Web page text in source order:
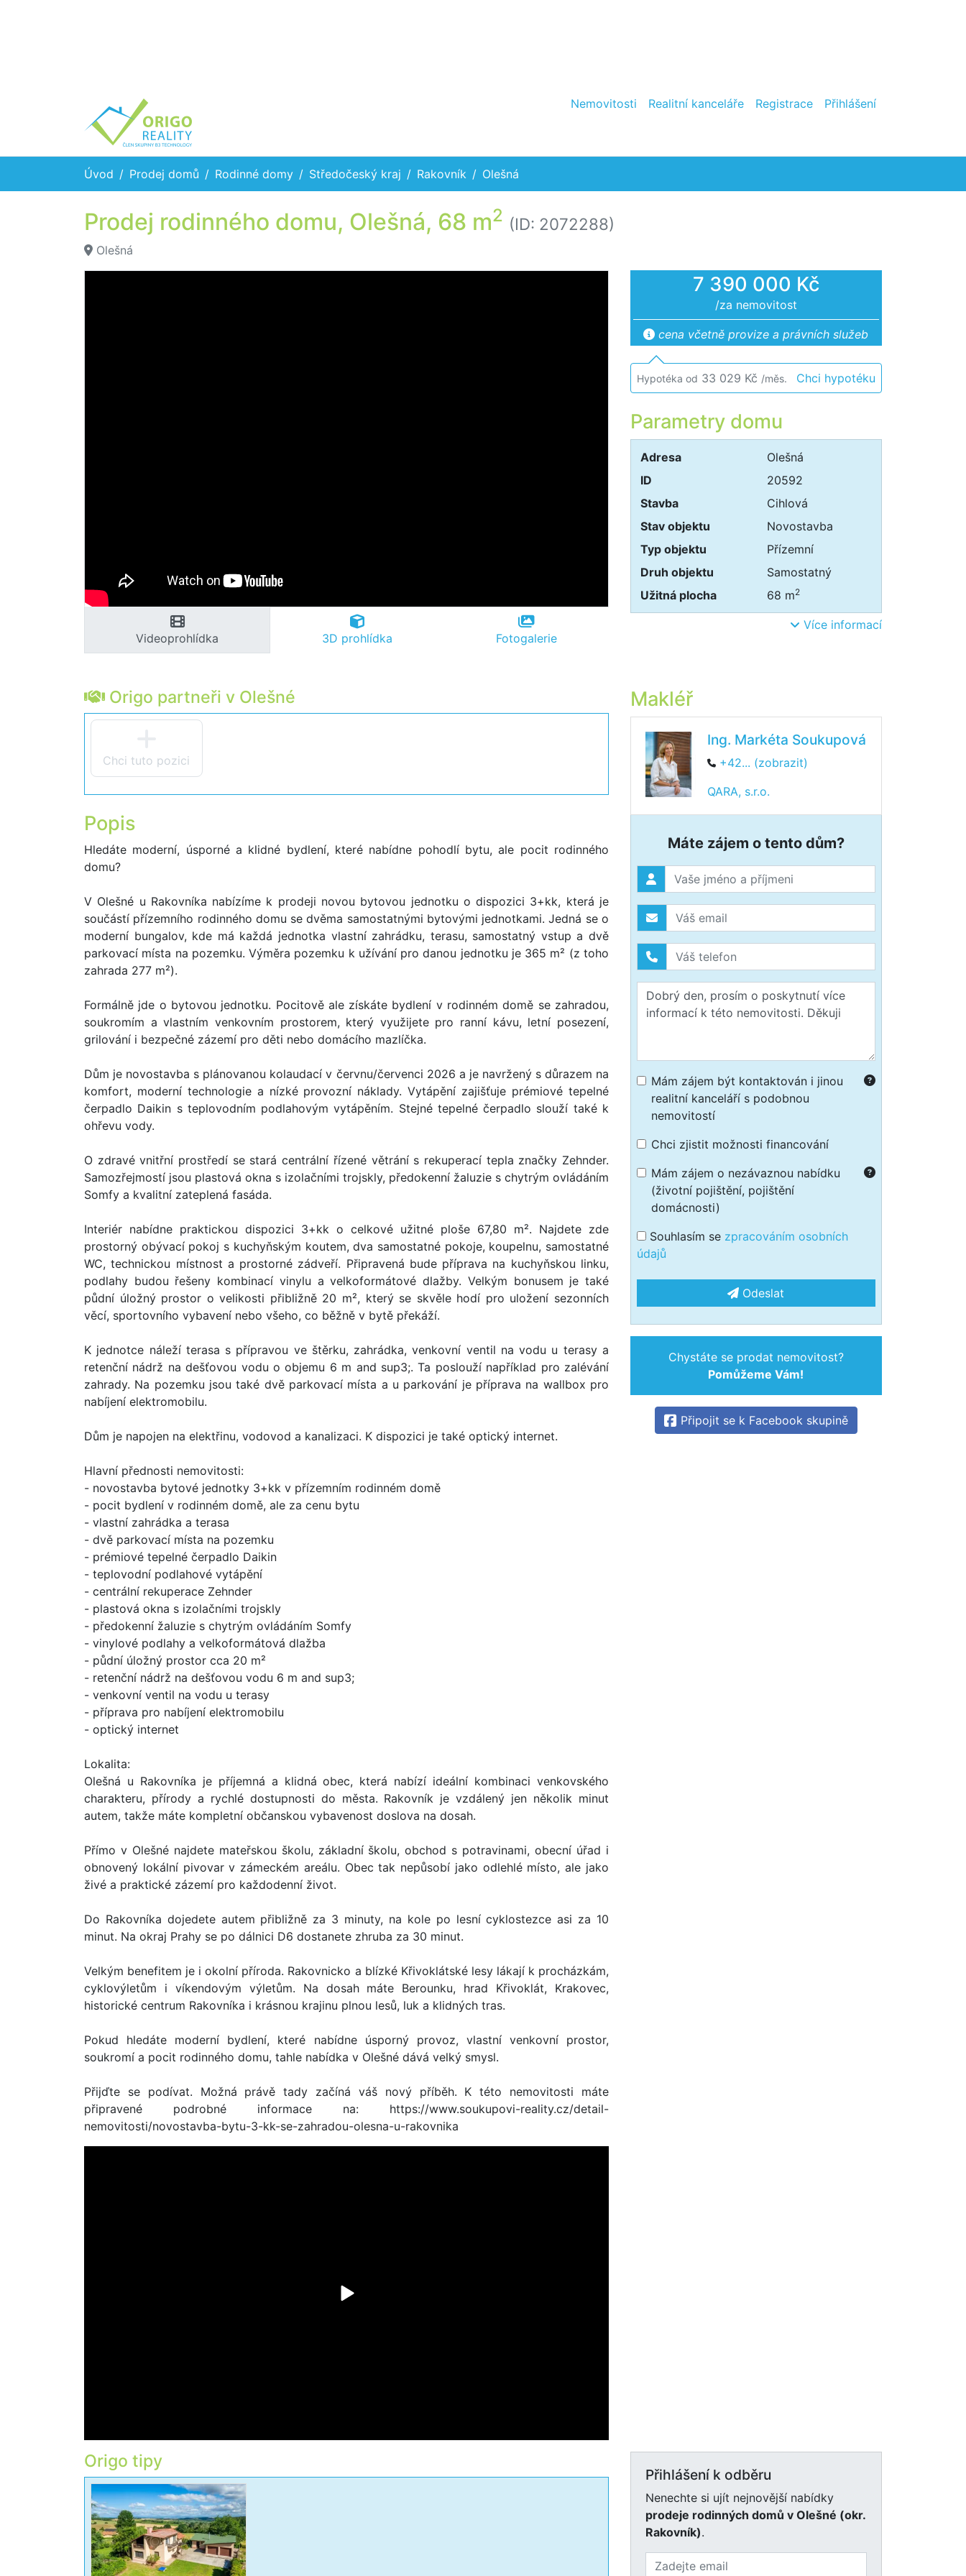
Nemovitosti Realitní kanceláře Registrace Přihlášení
Úvod Prodej domů Rodinné domy Středočeský kraj Rakovník Olešná
Prodej rodinného domu, Olešná, 68 m2 (ID: 2072288)
Olešná
Videoprohlídka 3D prohlídka Fotogalerie
7 390 000 Kč
/za nemovitost
cena včetně provize a právních služeb
Hypotéka od 33 029 Kč /měs. Chci hypotéku
Parametry domu
Adresa
Olešná
ID
20592
Stavba
Cihlová
Stav objektu
Novostavba
Typ objektu
Přízemní
Druh objektu
Samostatný
Užitná plocha
68 m2
Více informací
Origo partneři v Olešné
Chci tuto pozici
Popis
Hledáte moderní, úsporné a klidné bydlení, které nabídne pohodlí bytu, ale pocit rodinného
domu?
V Olešné u Rakovníka nabízíme k prodeji novou bytovou jednotku o dispozici 3+kk, která je
součástí přízemního rodinného domu se dvěma samostatnými bytovými jednotkami. Jedná se o
moderní bungalov, kde má každá jednotka vlastní zahrádku, terasu, samostatný vstup a dvě
parkovací místa na pozemku. Výměra pozemku k užívání pro danou jednotku je 365 m² (z toho
zahrada 277 m²).
Formálně jde o bytovou jednotku. Pocitově ale získáte bydlení v rodinném domě se zahradou,
soukromím a vlastním venkovním prostorem, který využijete pro ranní kávu, letní posezení,
grilování i bezpečné zázemí pro děti nebo domácího mazlíčka.
Dům je novostavba s plánovanou kolaudací v červnu/červenci 2026 a je navržený s důrazem na
komfort, moderní technologie a nízké provozní náklady. Vytápění zajišťuje prémiové tepelné
čerpadlo Daikin s teplovodním podlahovým vytápěním. Stejné tepelné čerpadlo slouží také k
ohřevu vody.
O zdravé vnitřní prostředí se stará centrální řízené větrání s rekuperací tepla značky Zehnder.
Samozřejmostí jsou plastová okna s izolačními trojskly, předokenní žaluzie s chytrým ovládáním
Somfy a kvalitní zateplená fasáda.
Interiér nabídne praktickou dispozici 3+kk o celkové užitné ploše 67,80 m². Najdete zde
prostorný obývací pokoj s kuchyňským koutem, dva samostatné pokoje, koupelnu, samostatné
WC, technickou místnost a prostorné zádveří. Připravená bude příprava na kuchyňskou linku,
podlahy budou řešeny kombinací vinylu a velkoformátové dlažby. Velkým bonusem je také
půdní úložný prostor o velikosti přibližně 20 m², který se skvěle hodí pro uložení sezonních
věcí, sportovního vybavení nebo všeho, co běžně v bytě překáží.
K jednotce náleží terasa s přípravou ve štěrku, zahrádka, venkovní ventil na vodu u terasy a
retenční nádrž na dešťovou vodu o objemu 6 m and sup3;. Ta poslouží například pro zalévání
zahrady. Na pozemku jsou také dvě parkovací místa a u parkování je příprava na wallbox pro
nabíjení elektromobilu.
Dům je napojen na elektřinu, vodovod a kanalizaci. K dispozici je také optický internet.
Hlavní přednosti nemovitosti:
- novostavba bytové jednotky 3+kk v přízemním rodinném domě
- pocit bydlení v rodinném domě, ale za cenu bytu
- vlastní zahrádka a terasa
- dvě parkovací místa na pozemku
- prémiové tepelné čerpadlo Daikin
- teplovodní podlahové vytápění
- centrální rekuperace Zehnder
- plastová okna s izolačními trojskly
- předokenní žaluzie s chytrým ovládáním Somfy
- vinylové podlahy a velkoformátová dlažba
- půdní úložný prostor cca 20 m²
- retenční nádrž na dešťovou vodu 6 m and sup3;
- venkovní ventil na vodu u terasy
- příprava pro nabíjení elektromobilu
- optický internet
Lokalita:
Olešná u Rakovníka je příjemná a klidná obec, která nabízí ideální kombinaci venkovského
charakteru, přírody a rychlé dostupnosti do města. Rakovník je vzdálený jen několik minut
autem, takže máte kompletní občanskou vybavenost doslova na dosah.
Přímo v Olešné najdete mateřskou školu, základní školu, obchod s potravinami, obecní úřad i
obnovený lokální pivovar v zámeckém areálu. Obec tak nepůsobí jako odlehlé místo, ale jako
živé a praktické zázemí pro každodenní život.
Do Rakovníka dojedete autem přibližně za 3 minuty, na kole po lesní cyklostezce asi za 10
minut. Na okraj Prahy se po dálnici D6 dostanete zhruba za 30 minut.
Velkým benefitem je i okolní příroda. Rakovnicko a blízké Křivoklátské lesy lákají k procházkám,
cyklovýletům i víkendovým výletům. Na dosah máte Berounku, hrad Křivoklát, Krakovec,
historické centrum Rakovníka i krásnou krajinu plnou lesů, luk a klidných tras.
Pokud hledáte moderní bydlení, které nabídne úsporný provoz, vlastní venkovní prostor,
soukromí a pocit rodinného domu, tahle nabídka v Olešné dává velký smysl.
Přijďte se podívat. Možná právě tady začíná váš nový příběh. K této nemovitosti máte
připravené podrobné informace na: https://www.soukupovi-reality.cz/detail-
nemovitosti/novostavba-bytu-3-kk-se-zahradou-olesna-u-rakovnika
Makléř
Ing. Markéta Soukupová
+42... (zobrazit)
QARA, s.r.o.
Máte zájem o tento dům?
Mám zájem být kontaktován i jinou
realitní kanceláří s podobnou
nemovitostí
Chci zjistit možnosti financování
Mám zájem o nezávaznou nabídku
(životní pojištění, pojištění
domácnosti)
Souhlasím se zpracováním osobních
údajů
Odeslat
Chystáte se prodat nemovitost?
Pomůžeme Vám!
Připojit se k Facebook skupině
Přihlášení k odběru
Nenechte si ujít nejnovější nabídky
prodeje rodinných domů v Olešné (okr.
Rakovník).
Origo tipy